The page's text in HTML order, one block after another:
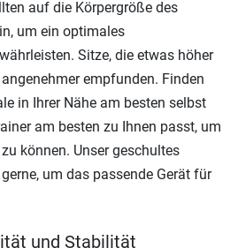
auf die Körpergröße des
um ein optimales
Sitze, die etwas höher
empfunden. Finden
in Ihrer Nähe am besten selbst
am besten zu Ihnen passt, um
können. Unser geschultes
um das passende Gerät für
und Stabilität